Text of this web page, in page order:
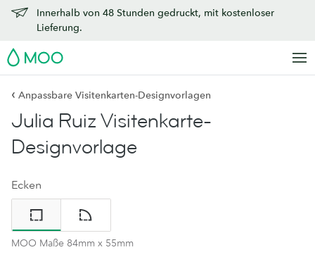
Innerhalb von 48 Stunden gedruckt, mit kostenloser
Lieferung.
MOO
‹ Anpassbare Visitenkarten-Designvorlagen
Julia Ruiz Visitenkarte-
Designvorlage
Ecken
MOO Maße 84mm x 55mm